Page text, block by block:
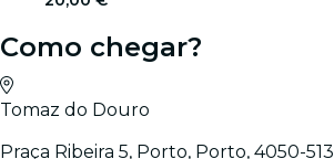
Como chegar?
Tomaz do Douro
Praça Ribeira 5, Porto, Porto, 4050-513